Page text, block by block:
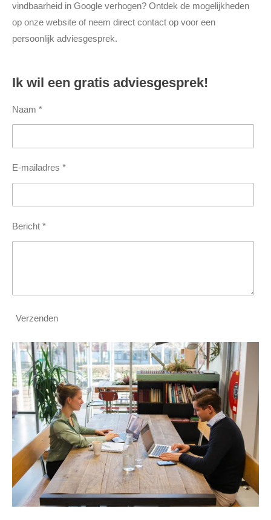
vindbaarheid in Google verhogen? Ontdek de mogelijkheden
op onze website of neem direct contact op voor een
persoonlijk adviesgesprek.
Ik wil een gratis adviesgesprek!
Naam *
E-mailadres *
Bericht *
Verzenden